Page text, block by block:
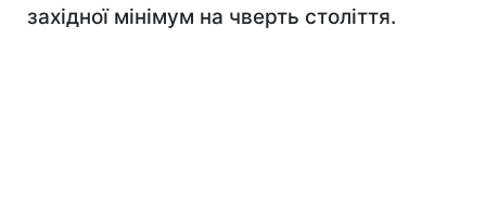
західної мінімум на чверть століття.